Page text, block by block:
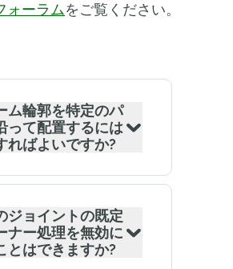
ォーラムをご覧ください。
ム輪郭を特定のパ
って配置するには
ればよいですか?
ジョイントの既定
ナー処理を無効に
とはできますか?